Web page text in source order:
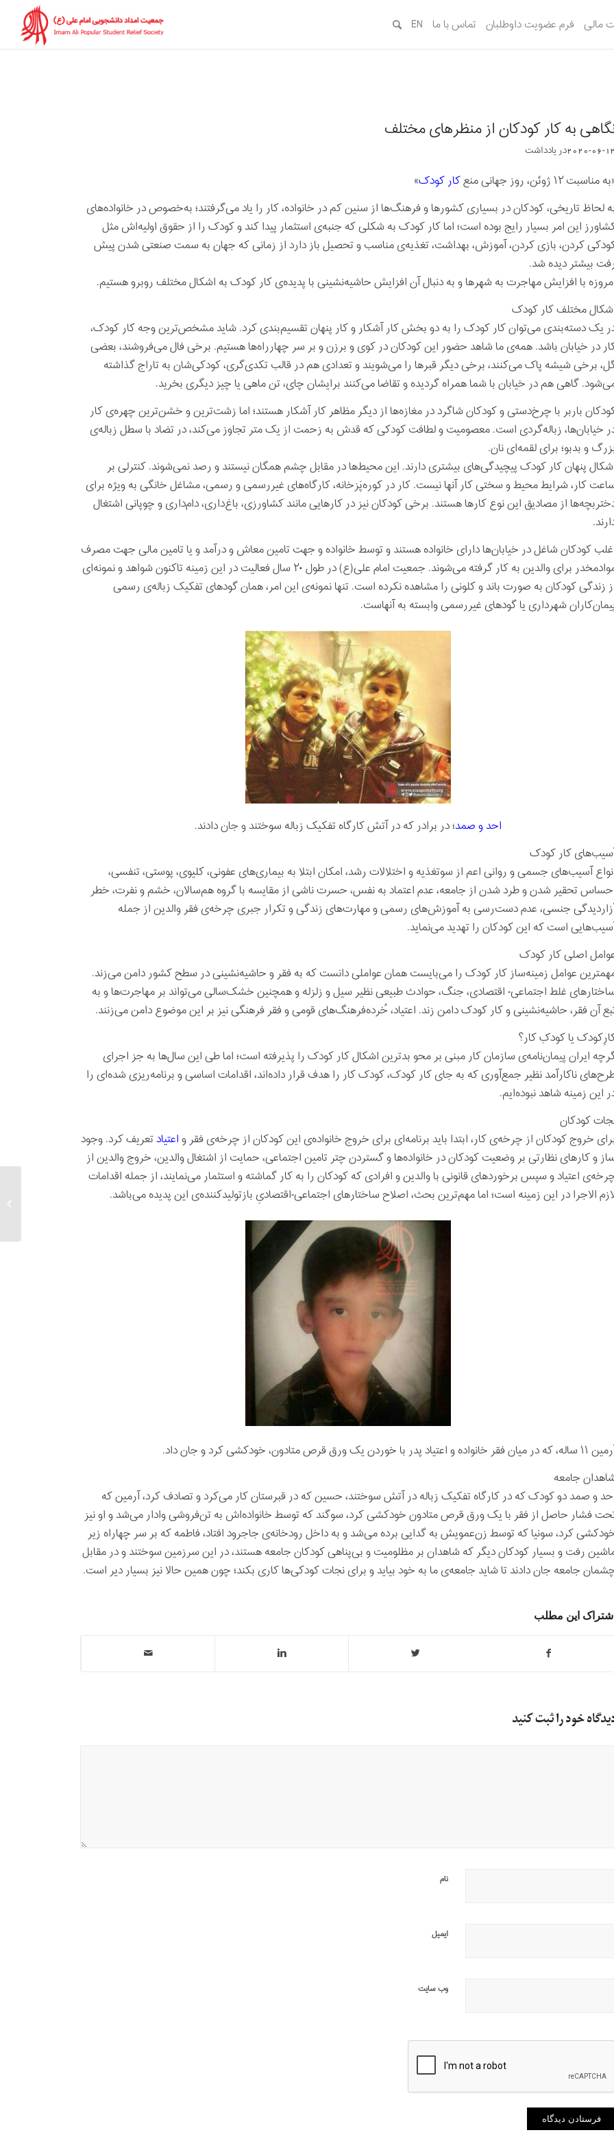
مالی فرم عضویت داوطلبان تماس با ما EN
به کار کودکان از منظرهای مختلف
2020-06-دریادداشت‌‌‌‌‌‌‌
مناسبت ۱۲ ژوئن، روز جهانی منع کار کودک»
لحاظ تاریخی، کودکان در بسیاری کشورها و فرهنگ‌ها از سنین کم در خانواده، کار را یاد می‌گرفتند؛ به‌خصوص در خانواده‌های
این امر بسیار رایج بوده است؛ اما کار کودک به شکلی که جنبه‌ی استثمار پیدا کند و کودک را از حقوق اولیه‌اش مثل
کردن، بازی کردن، آموزش، بهداشت، تغذیه‌ی مناسب و تحصیل باز دارد از زمانی که جهان به سمت صنعتی شدن پیش
بیشتر دیده شد.
با افزایش مهاجرت به شهرها و به دنبال آن افزایش حاشیه‌نشینی با پدیده‌ی کار کودک به اشکال مختلف روبرو هستیم.
مختلف کار کودک
یک دسته‌بندی می‌توان کار کودک را به دو بخش کار آشکار و کار پنهان تقسیم‌بندی کرد. شاید مشخص‌ترین وجه کار کودک،
در خیابان باشد. همه‌ی ما شاهد حضور این کودکان در کوی و برزن و بر سر چهارراه‌ها هستیم. برخی فال می‌فروشند، بعضی
برخی شیشه پاک می‌کنند، برخی دیگر قبرها را می‌شویند و تعدادی هم در قالب تکدی‌گری، کودکی‌شان به تاراج گذاشته
گاهی هم در خیابان با شما همراه گردیده و تقاضا می‌کنند برایشان چای، تن ماهی یا چیز دیگری بخرید.
باربر با چرخ‌دستی و کودکان شاگرد در مغازه‌ها از دیگر مظاهر کار آشکار هستند؛ اما زشت‌ترین و خشن‌ترین چهره‌ی کار
خیابان‌ها، زباله‌گردی است. معصومیت و لطافت کودکی که قدش به زحمت از یک متر تجاوز می‌کند، در تضاد با سطل زباله‌ی
و بدبو؛ برای لقمه‌ای نان.
پنهان کار کودک پیچیدگی‌های بیشتری دارند. این محیط‌ها در مقابل چشم همگان نیستند و رصد نمی‌شوند. کنترلی بر
کار، شرایط محیط و سختی کار آنها نیست. کار در کوره‌پَزخانه، کارگاه‌های غیررسمی و رسمی، مشاغل خانگی به ویژه برای
از مصادیق این نوع کارها هستند. برخی کودکان نیز در کارهایی مانند کشاورزی، باغ‌داری، دام‌داری و چوپانی اشتغال
کودکان شاغل در خیابان‌ها دارای خانواده هستند و توسط خانواده و جهت تامین معاش و درآمد و یا تامین مالی جهت مصرف
موادمخدر برای والدین به کار گرفته می‌شوند. جمعیت امام علی(ع) در طول ۲۰ سال فعالیت در این زمینه تاکنون شواهد و نمونه‌ای
زندگی کودکان به صورت باند و کلونی را مشاهده نکرده است. تنها نمونه‌ی این امر، همان گودهای تفکیک زباله‌ی رسمی
شهرداری یا گودهای غیررسمی وابسته به آنهاست.
احد و صمد؛ در برادر که در آتش کارگاه تفکیک زباله سوختند و جان دادند.
کار کودک
آسیب‌های جسمی و روانی اعم از سوتغذیه و اختلالات رشد، امکان ابتلا به بیماری‌های عفونی، کلیوی، پوستی، تنفسی،
تحقیر شدن و طرد شدن از جامعه، عدم اعتماد به نفس، حسرت ناشی از مقایسه با گروه هم‌سالان، خشم و نفرت، خطر
جنسی، عدم دست‌رسی به آموزش‌های رسمی و مهارت‌های زندگی و تکرار جبری چرخه‌ی فقر والدین از جمله
است که این کودکان را تهدید می‌نماید.
اصلی کار کودک
عوامل زمینه‌ساز کار کودک را می‌بایست همان عواملی دانست که به فقر و حاشیه‌نشینی در سطح کشور دامن می‌زند.
غلط اجتماعی- اقتصادی، جنگ، حوادث طبیعی نظیر سیل و زلزله و همچنین خشک‌سالی می‌تواند بر مهاجرت‌ها و به
آن فقر، حاشیه‌نشینی و کار کودک دامن زند. اعتیاد، خُرده‌فرهنگ‌های قومی و فقر فرهنگی نیز بر این موضوع دامن می‌زنند.
یا کودکِ کار؟
ایران پیمان‌نامه‌ی سازمان کار مبنی بر محو بدترین اشکال کار کودک را پذیرفته است؛ اما طی این سال‌ها به جز اجرای
ناکارآمد نظیر جمع‌آوری که به جای کار کودک، کودک کار را هدف قرار داده‌اند، اقدامات اساسی و برنامه‌ریزی شده‌ای را
این زمینه شاهد نبوده‌ایم.
کودکان
خروج کودکان از چرخه‌ی کار، ابتدا باید برنامه‌ای برای خروج خانواده‌ی این کودکان از چرخه‌ی فقر واعتیادتعریف کرد. وجود
و کارهای نظارتی بر وضعیت کودکان در خانواده‌ها و گستردن چتر تامین اجتماعی، حمایت‌ از اشتغال والدین، خروج والدین از
اعتیاد و سپس برخوردهای قانونی با والدین و افرادی که کودکان را به کار گماشته و استثمار می‌نمایند، از جمله اقدامات
الاجرا در این زمینه است؛ اما مهم‌ترین بحث، اصلاح ساختارهای اجتماعی-اقتصادیِ بازتولیدکننده‌ی این پدیده می‌باشد.
فقر خانواده و اعتیاد پدر با خوردن یک ورق قرص متادون، خودکشی کرد و جان داد.
جامعه
و صمد دو کودک که در کارگاه تفکیک زباله در آتش سوختند، حسین که در قبرستان کار می‌کرد و تصادف کرد، آرمین که
فشار حاصل از فقر با یک ورق قرص متادون خودکشی کرد، سوگند که توسط خانواده‌اش به تن‌فروشی وادار می‌شد و او نیز
کرد، سونیا که توسط زن‌عمویش به گدایی برده می‌شد و به داخل رودخانه‌ی جاجرود افتاد، فاطمه که بر سر چهاراه زیر
رفت و بسیار کودکان دیگر که شاهدان بر مظلومیت و بی‌پناهی کودکان جامعه هستند، در این سرزمین سوختند و در مقابل
جامعه جان دادند تا شاید جامعه‌‌ی ما به خود بیاید و برای نجات کودکی‌ها کاری بکند؛ چون همین حالا نیز بسیار دیر است.
اشتراک این مطلب
خود را ثبت کنید
نام
ایمیل
وب‌ سایت